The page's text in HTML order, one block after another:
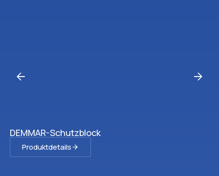
DEMMAR-Schutzblock
Produktdetails